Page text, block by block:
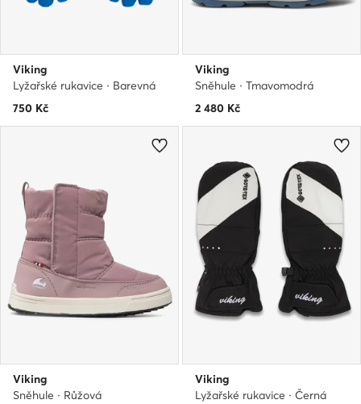
Viking
Lyžařské rukavice · Barevná
750 Kč
Viking
Sněhule · Tmavomodrá
2 480 Kč
Viking
Sněhule · Růžová
Viking
Lyžařské rukavice · Černá